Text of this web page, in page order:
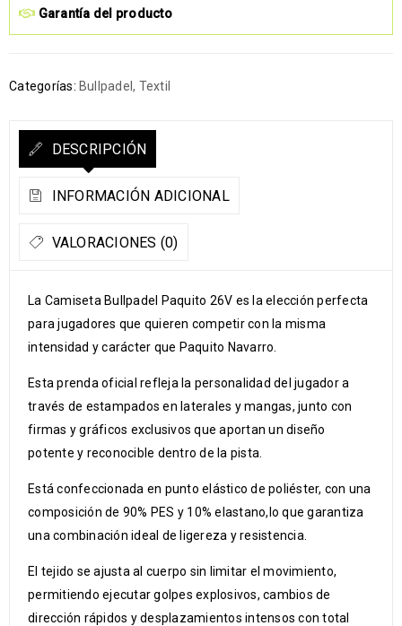
Garantía del producto
Categorías: Bullpadel , Textil
DESCRIPCIÓN
INFORMACIÓN ADICIONAL
VALORACIONES (0)
La Camiseta Bullpadel Paquito 26V es la elección perfecta
para jugadores que quieren competir con la misma
intensidad y carácter que Paquito Navarro.
Esta prenda oficial refleja la personalidad del jugador a
través de estampados en laterales y mangas, junto con
firmas y gráficos exclusivos que aportan un diseño
potente y reconocible dentro de la pista.
Está confeccionada en punto elástico de poliéster, con una
composición de 90% PES y 10% elastano,lo que garantiza
una combinación ideal de ligereza y resistencia.
El tejido se ajusta al cuerpo sin limitar el movimiento,
permitiendo ejecutar golpes explosivos, cambios de
dirección rápidos y desplazamientos intensos con total